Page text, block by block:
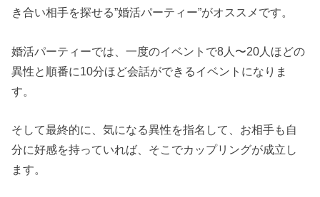
き合い相手を探せる”婚活パーティー”がオススメです。
婚活パーティーでは、一度のイベントで8人〜20人ほどの
異性と順番に10分ほど会話ができるイベントになりま
す。
そして最終的に、気になる異性を指名して、お相手も自
分に好感を持っていれば、そこでカップリングが成立し
ます。